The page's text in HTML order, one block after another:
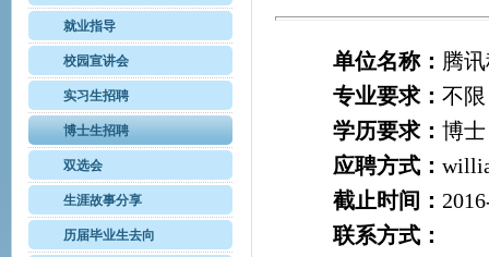
就业指导
校园宣讲会
实习生招聘
博士生招聘
双选会
生涯故事分享
历届毕业生去向
单位名称： 腾
专业要求：不限
学历要求：博士
应聘方式：
截止时间：
联系方式：